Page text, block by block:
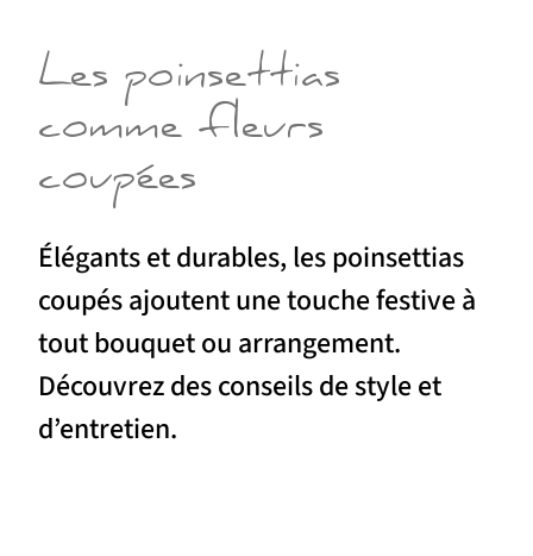
Les poinsettias
comme fleurs
coupées
Élégants et durables, les poinsettias
coupés ajoutent une touche festive à
tout bouquet ou arrangement.
Découvrez des conseils de style et
d’entretien.